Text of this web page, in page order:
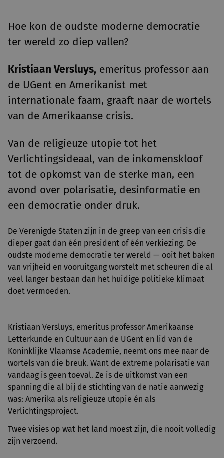
Hoe kon de oudste moderne democratie
ter wereld zo diep vallen?
Kristiaan Versluys, emeritus professor aan
de UGent en Amerikanist met
internationale faam, graaft naar de wortels
van de Amerikaanse crisis.
Van de religieuze utopie tot het
Verlichtingsideaal, van de inkomenskloof
tot de opkomst van de sterke man, een
avond over polarisatie, desinformatie en
een democratie onder druk.
De Verenigde Staten zijn in de greep van een crisis die
dieper gaat dan één president of één verkiezing. De
oudste moderne democratie ter wereld — ooit het baken
van vrijheid en vooruitgang worstelt met scheuren die al
veel langer bestaan dan het huidige politieke klimaat
doet vermoeden.
Kristiaan Versluys, emeritus professor Amerikaanse
Letterkunde en Cultuur aan de UGent en lid van de
Koninklijke Vlaamse Academie, neemt ons mee naar de
wortels van die breuk. Want de extreme polarisatie van
vandaag is geen toeval. Ze is de uitkomst van een
spanning die al bij de stichting van de natie aanwezig
was: Amerika als religieuze utopie én als
Verlichtingsproject.
Twee visies op wat het land moest zijn, die nooit volledig
zijn verzoend.